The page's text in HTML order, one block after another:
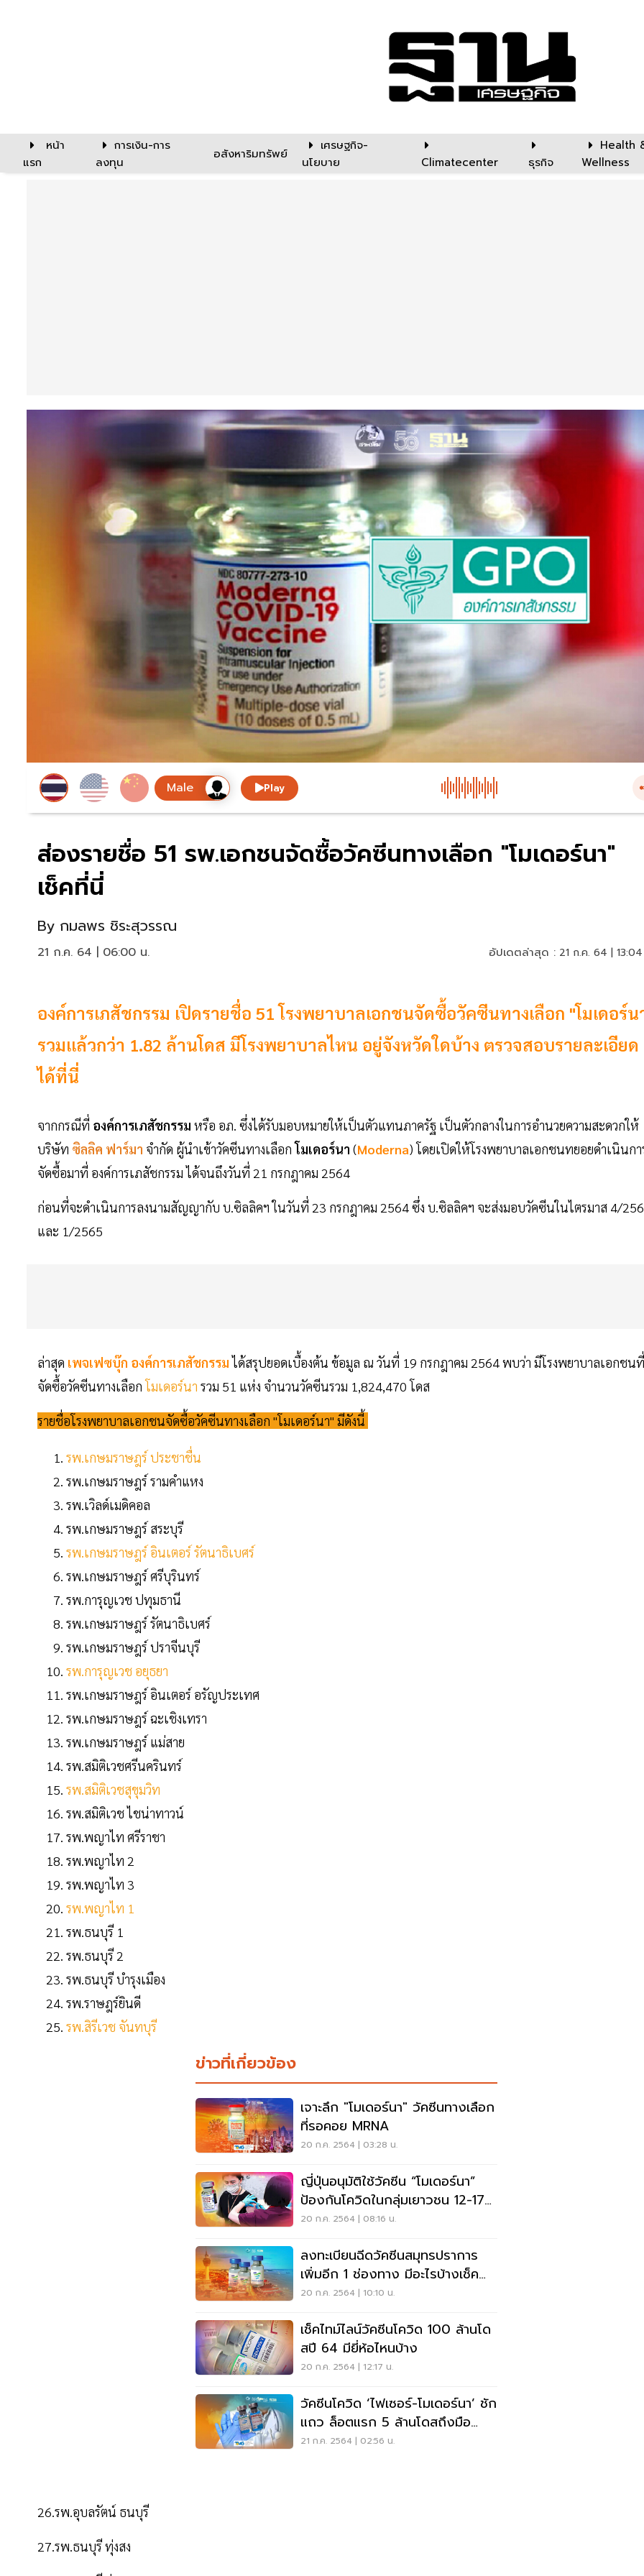
หน้า
แรก
การเงิน-การ
ลงทุน
อสังหาริมทรัพย์
เศรษฐกิจ-
นโยบาย
Climatecenter ธุรกิจ
Health
Wellness
Play
ส่องรายชื่อ 51 รพ.เอกชนจัดซื้อวัคซีนทางเลือก "โมเดอร์นา"
เช็คที่นี่
By กมลพร ชิระสุวรรณ
21 ก.ค. 64 | 06:00 น. อัปเดตล่าสุด : 21 ก.ค. 64 |
องค์การเภสัชกรรม เปิดรายชื่อ 51 โรงพยาบาลเอกชนจัดซื้อวัคซีนทางเลือก "โมเดอร์น
รวมแล้วกว่า 1.82 ล้านโดส มีโรงพยาบาลไหน อยู่จังหวัดใดบ้าง ตรวจสอบรายละเอียด
ได้ที่นี่
จากกรณีที่ องค์การเภสัชกรรม หรือ อภ. ซึ่งได้รับมอบหมายให้เป็นตัวแทนภาครัฐ เป็นตัวกลางในการอำนวยความสะดวกให้
บริษัท ซิลลิค ฟาร์มา จำกัด ผู้นำเข้าวัคซีนทางเลือกโมเดอร์นา (Moderna) โดยเปิดให้โรงพยาบาลเอกชนทยอยดำเนินกา
จัดซื้อมาที่ องค์การเภสัชกรรม ได้จนถึงวันที่ 21 กรกฎาคม 2564
ก่อนที่จะดำเนินการลงนามสัญญากับ บ.ซิลลิคฯ ในวันที่ 23 กรกฎาคม 2564 ซึ่ง บ.ซิลลิคฯ จะส่งมอบวัคซีนในไตรมาส 4/
และ 1/2565
ล่าสุด เพจเฟซบุ๊ก องค์การเภสัชกรรมได้สรุปยอดเบื้องต้น ข้อมูล ณ วันที่ 19 กรกฎาคม 2564 พบว่า มีโรงพยาบาลเอกชนที่
จัดซื้อวัคซีนทางเลือกโมเดอร์นา รวม 51 แห่ง จำนวนวัคซีนรวม 1,824,470 โดส
รายชื่อโรงพยาบาลเอกชนจัดซื้อวัคซีนทางเลือก "โมเดอร์นา" มีดังนี้
รพ.เกษมราษฎร์ ประชาชื่น
รพ.เกษมราษฎร์ รามคำแหง
รพ.เวิลด์เมดิคอล
รพ.เกษมราษฎร์ สระบุรี
รพ.เกษมราษฎร์ อินเตอร์ รัตนาธิเบศร์
รพ.เกษมราษฎร์ ศรีบุรินทร์
รพ.การุญเวช ปทุมธานี
รพ.เกษมราษฎร์ รัตนาธิเบศร์
รพ.เกษมราษฎร์ ปราจีนบุรี
รพ.การุญเวช อยุธยา
รพ.เกษมราษฎร์ อินเตอร์ อรัญประเทศ
รพ.เกษมราษฎร์ ฉะเชิงเทรา
รพ.เกษมราษฎร์ แม่สาย
รพ.สมิติเวชศรีนครินทร์
รพ.สมิติเวชสุขุมวิท
รพ.สมิติเวช ไชน่าทาวน์
รพ.พญาไท ศรีราชา
รพ.พญาไท 2
รพ.พญาไท 3
รพ.พญาไท 1
รพ.ธนบุรี 1
รพ.ธนบุรี 2
รพ.ธนบุรี บำรุงเมือง
รพ.ราษฎร์ยินดี
รพ.สิรีเวช จันทบุรี
ข่าวที่เกี่ยวข้อง
เจาะลึก "โมเดอร์นา" วัคซีนทางเลือก
ที่รอคอย MRNA
20 ก.ค. 2564 | 03:28 น.
ญี่ปุ่นอนุมัติใช้วัคซีน “โมเดอร์นา”
ป้องกันโควิดในกลุ่มเยาวชน 12-17
ปี
20 ก.ค. 2564 | 08:16 น.
ลงทะเบียนฉีดวัคซีนสมุทรปราการ
เพิ่มอีก 1 ช่องทาง มีอะไรบ้างเช็ค
เลย
20 ก.ค. 2564 | 10:10 น.
เช็คไทม์ไลน์วัคซีนโควิด 100 ล้านโด
สปี 64 มียี่ห้อไหนบ้าง
20 ก.ค. 2564 | 12:17 น.
วัคซีนโควิด ‘ไฟเซอร์-โมเดอร์นา’ ชัก
แถว ล็อตแรก 5 ล้านโดสถึงมือ
ก.ค.นี้
21 ก.ค. 2564 | 02:56 น.
26.รพ.อุบลรัตน์ ธนบุรี
27.รพ.ธนบุรี ทุ่งสง